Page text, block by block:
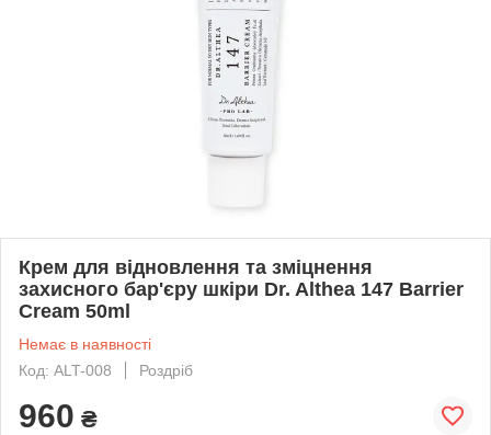
Крем для відновлення та зміцнення
захисного бар'єру шкіри Dr. Althea 147 Barrier
Cream 50ml
Немає в наявності
Код: ALT-008
Роздріб
960 ₴